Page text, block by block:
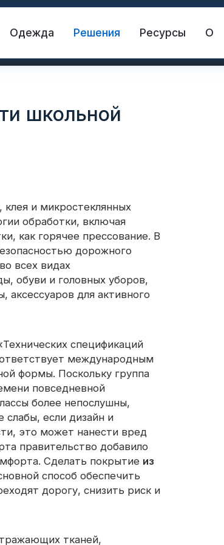
Одежда Решения Ресурсы О
Спасательный жилет
Светоотражающий винил
ткань
школьной
клея и микростеклянных
обработки, включая
как горячее прессование. В
дорожного
всех видах
обуви и головных уборов,
аксессуаров для активного
спецификаций
международным
формы. Поскольку группа
повседневной
более непослушны,
слабы, если дизайн и
это может нанести вред
правительство добавило
Сделать покрытие из
способ обеспечить
дорогу, снизить риск и
тканей,